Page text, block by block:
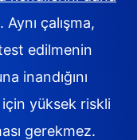
. Aynı çalışma,
edilmenin
inandığını
yüksek riskli
gerekmez.